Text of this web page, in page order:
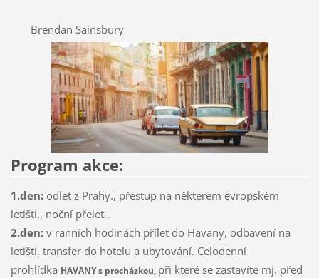
Brendan Sainsbury
Program akce:
1.den:odlet z Prahy., přestup na některém evropském
letišti., noční přelet.,
2.den:v ranních hodinách přílet do Havany, odbavení na
letišti, transfer do hotelu a ubytování. Celodenní
prohlídka HAVANYs procházkou, při které se zastavíte mj. před